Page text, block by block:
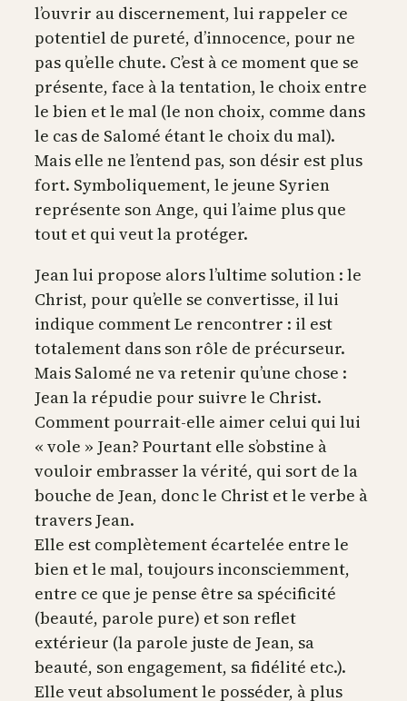
l’ouvrir au discernement, lui rappeler ce
potentiel de pureté, d’innocence, pour ne
pas qu’elle chute. C’est à ce moment que se
présente, face à la tentation, le choix entre
le bien et le mal (le non choix, comme dans
le cas de Salomé étant le choix du mal).
Mais elle ne l’entend pas, son désir est plus
fort. Symboliquement, le jeune Syrien
représente son Ange, qui l’aime plus que
tout et qui veut la protéger.
Jean lui propose alors l’ultime solution : le
Christ, pour qu’elle se convertisse, il lui
indique comment Le rencontrer : il est
totalement dans son rôle de précurseur.
Mais Salomé ne va retenir qu’une chose :
Jean la répudie pour suivre le Christ.
Comment pourrait-elle aimer celui qui lui
« vole » Jean? Pourtant elle s’obstine à
vouloir embrasser la vérité, qui sort de la
bouche de Jean, donc le Christ et le verbe à
travers Jean.
Elle est complètement écartelée entre le
bien et le mal, toujours inconsciemment,
entre ce que je pense être sa spécificité
(beauté, parole pure) et son reflet
extérieur (la parole juste de Jean, sa
beauté, son engagement, sa fidélité etc.).
Elle veut absolument le posséder, à plus